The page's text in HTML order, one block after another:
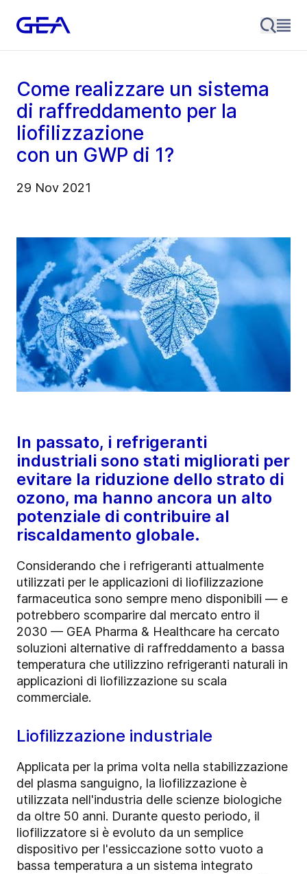
Come realizzare un sistema
di raffreddamento per la
liofilizzazione
con un GWP di 1?
29 Nov 2021
In passato, i refrigeranti
industriali sono stati migliorati per
evitare la riduzione dello strato di
ozono, ma hanno ancora un alto
potenziale di contribuire al
riscaldamento globale.
Considerando che i refrigeranti attualmente
utilizzati per le applicazioni di liofilizzazione
farmaceutica sono sempre meno disponibili — e
potrebbero scomparire dal mercato entro il
2030 — GEA Pharma & Healthcare ha cercato
soluzioni alternative di raffreddamento a bassa
temperatura che utilizzino refrigeranti naturali in
applicazioni di liofilizzazione su scala
commerciale.
Liofilizzazione industriale
Applicata per la prima volta nella stabilizzazione
del plasma sanguigno, la liofilizzazione è
utilizzata nell'industria delle scienze biologiche
da oltre 50 anni. Durante questo periodo, il
liofilizzatore si è evoluto da un semplice
dispositivo per l'essiccazione sotto vuoto a
bassa temperatura a un sistema integrato